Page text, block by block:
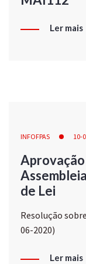
Ler mais
INFOFPAS 10-
de Lei
Resolução
06-2020)
Ler mais